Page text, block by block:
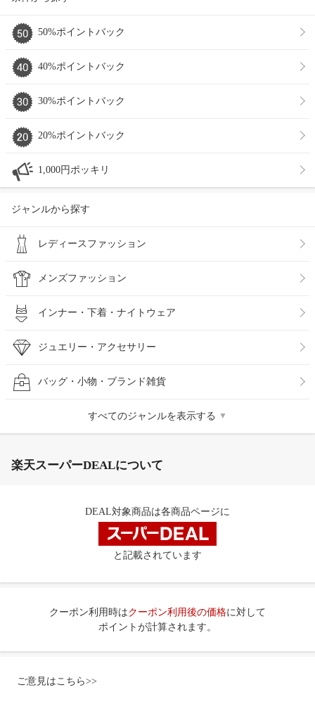
50%ポイントバック
40%ポイントバック
30%ポイントバック
20%ポイントバック
1,000円ポッキリ
ジャンルから探す
レディースファッション
メンズファッション
インナー・下着・ナイトウェア
ジュエリー・アクセサリー
バッグ・小物・ブランド雑貨
すべてのジャンルを表示する ▼
楽天スーパーDEALについて
DEAL対象商品は各商品ページに
と記載されています
クーポン利用時はクーポン利用後の価格に対して
ポイントが計算されます。
ご意見はこちら>>